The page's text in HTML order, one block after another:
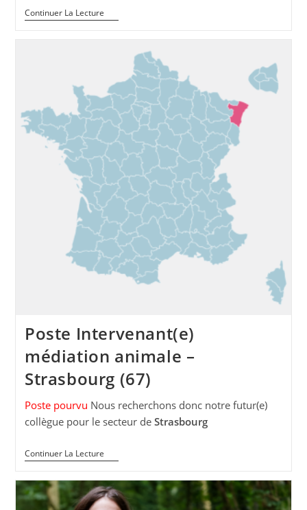
Continuer La LecturePoste
Intervenant(e)
Animale
Nice
–
PACA
(04
/
/
83)
Poste Intervenant(e)
médiation animale –
Strasbourg (67)
Poste pourvu Nous recherchons donc notre futur(e)
collègue pour le secteur de Strasbourg
Continuer La LecturePoste
Intervenant(e)
Animale
–